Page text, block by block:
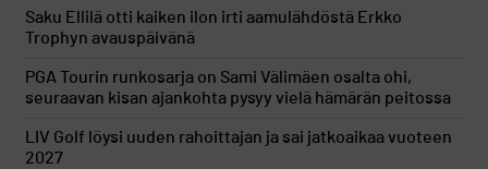
Saku Ellilä otti kaiken ilon irti aamulähdöstä Erkko
Trophyn avauspäivänä
PGA Tourin runkosarja on Sami Välimäen osalta ohi,
seuraavan kisan ajankohta pysyy vielä hämärän peitossa
LIV Golf löysi uuden rahoittajan ja sai jatkoaikaa vuoteen
2027